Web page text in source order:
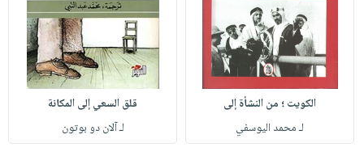
الكويت ؛ من النشأة إلى
لـ محمد اليوسفي
قلق السعي إلى المكانة
لـ آلان دو بوتون